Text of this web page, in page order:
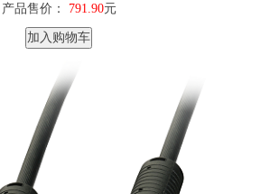
产品售价： 791.90元
加入购物车